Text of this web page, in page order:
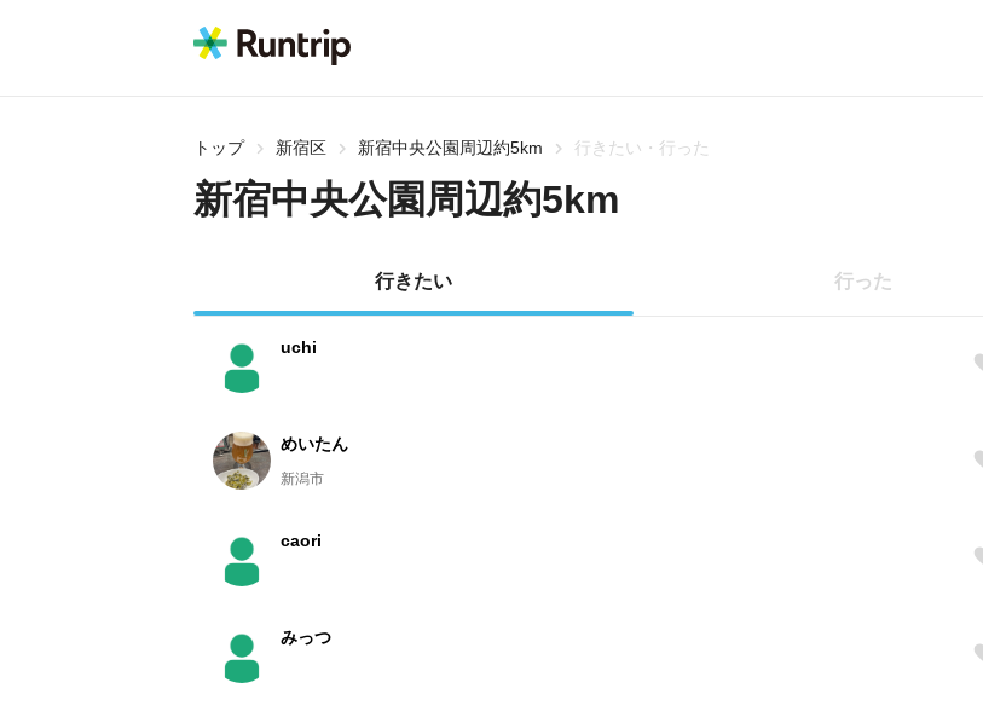
トップ 新宿区 新宿中央公園周辺約5km 行きたい・行った
新宿中央公園周辺約5km
行きたい 行った
uchi
めいたん
新潟市
caori
みっつ